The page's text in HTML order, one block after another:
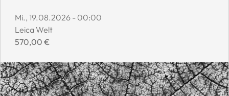
Event start date:
Mi., 19.08.2026 - 00:00
Event location:
Leica Welt
Event price:
570,00 €